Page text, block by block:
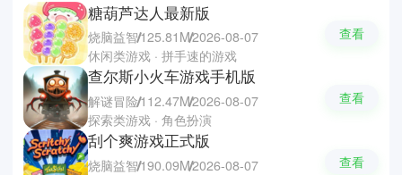
糖葫芦达人最新版
烧脑益智125.81M2026-08-07
休闲类游戏 · 拼手速的游戏
查看
查尔斯小火车游戏手机版
解谜冒险112.47M2026-08-07
探索类游戏 · 角色扮演
查看
刮个爽游戏正式版
烧脑益智190.09M2026-08-07
查看